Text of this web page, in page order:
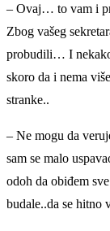
– Ovaj… to vam i
Zbog vašeg
probudili… I
skoro da i nema
stranke..
– Ne mogu da
sam se malo
odoh da obiđem
budale..da se hitno